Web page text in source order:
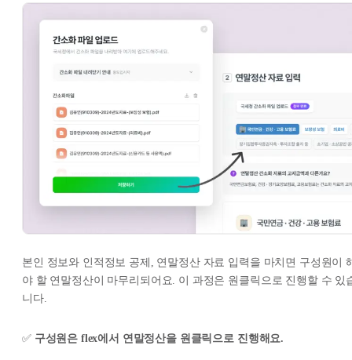
본인 정보와 인적정보 공제, 연말정산 자료 입력을 마치면 구성원이
야 할 연말정산이 마무리되어요. 이 과정은 원클릭으로 진행할 수 있
니다.
✅ 구성원은 flex에서 연말정산을 원클릭으로 진행해요.